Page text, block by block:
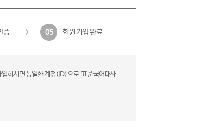
증 05 회원 가입 완료
하시면 동일한 계정(ID)으로 ‘표준국어대사